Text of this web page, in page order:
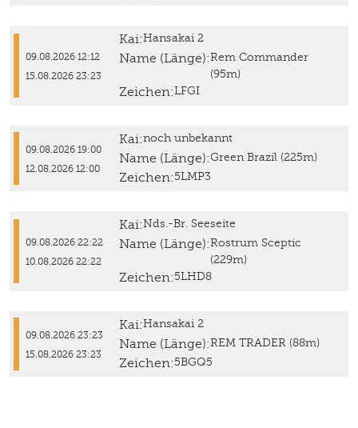
09.08.2026 12:12
15.08.2026 23:23
Kai:Hansakai 2
Name (Länge):Rem Commander
(95m)
Zeichen:LFGI
09.08.2026 19:00
12.08.2026 12:00
Kai:noch unbekannt
Name (Länge):Green Brazil (225m)
Zeichen:5LMP3
09.08.2026 22:22
10.08.2026 22:22
Kai:Nds.-Br. Seeseite
Name (Länge):Rostrum Sceptic
(229m)
Zeichen:5LHD8
09.08.2026 23:23
15.08.2026 23:23
Kai:Hansakai 2
Name (Länge):REM TRADER (88m)
Zeichen:5BGQ5